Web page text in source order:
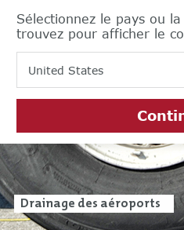
Sélectionnez le pays ou
trouvez pour afficher le
United States
Drainage des aéroports